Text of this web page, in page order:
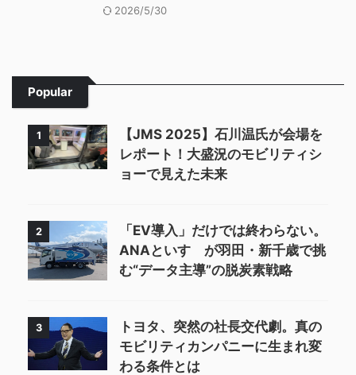
2026/5/30
Popular
1
【JMS 2025】石川温氏が会場を
レポート！大盛況のモビリティシ
ョーで見えた未来
2
「EV導入」だけでは終わらない。
ANAといすゞが羽田・新千歳で挑
む“データ主導”の脱炭素戦略
3
トヨタ、突然の社長交代劇。真の
モビリティカンパニーに生まれ変
わる条件とは